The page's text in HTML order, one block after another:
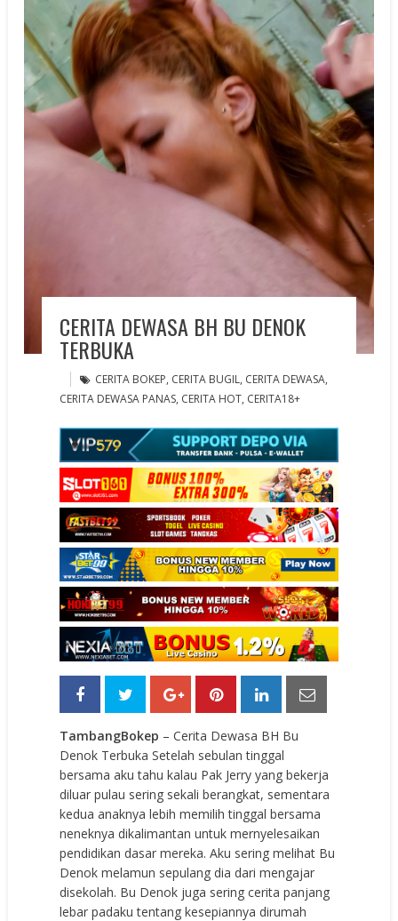
CERITA DEWASA BH BU DENOK
TERBUKA
CERITA BOKEP, CERITA BUGIL, CERITA DEWASA,
CERITA DEWASA PANAS, CERITA HOT, CERITA18+
TambangBokep – Cerita Dewasa BH Bu
Denok Terbuka Setelah sebulan tinggal
bersama aku tahu kalau Pak Jerry yang bekerja
diluar pulau sering sekali berangkat, sementara
kedua anaknya lebih memilih tinggal bersama
neneknya dikalimantan untuk mernyelesaikan
pendidikan dasar mereka. Aku sering melihat Bu
Denok melamun sepulang dia dari mengajar
disekolah. Bu Denok juga sering cerita panjang
lebar padaku tentang kesepiannya dirumah